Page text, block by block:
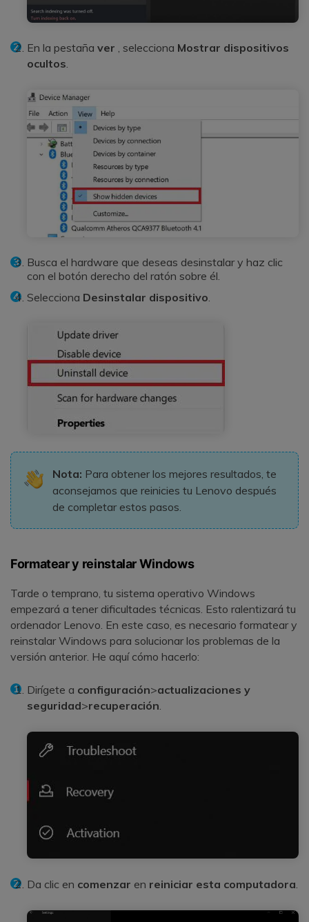
En la pestaña ver , selecciona Mostrar dispositivos
ocultos.
Busca el hardware que deseas desinstalar y haz clic
con el botón derecho del ratón sobre él.
Selecciona Desinstalar dispositivo
Nota: Para obtener los mejores resultados, te
aconsejamos que reinicies tu Lenovo después
de completar estos pasos.
Formatear y reinstalar Windows
Tarde o temprano, tu sistema operativo Windows
empezará a tener dificultades técnicas. Esto ralentizará tu
ordenador Lenovo. En este caso, es necesario formatear y
reinstalar Windows para solucionar los problemas de la
versión anterior. He aquí cómo hacerlo:
Dirígete a configuración>actualizaciones y
seguridad>recuperación.
Da clic en comenzar en reiniciar esta computadora.